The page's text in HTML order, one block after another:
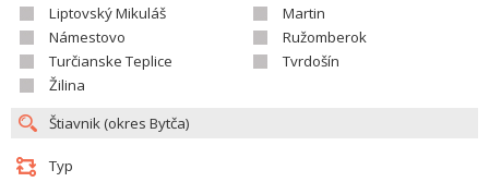
Liptovský Mikuláš
Martin
Námestovo
Ružomberok
Turčianske Teplice
Tvrdošín
Žilina
Typ